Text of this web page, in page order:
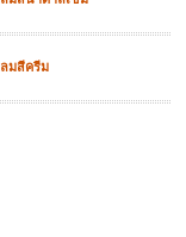
มสีครีม